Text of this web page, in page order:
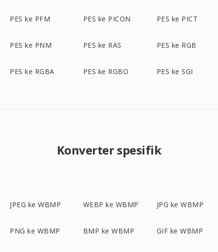
PES ke PFM PES ke PICON PES ke PICT
PES ke PNM PES ke RAS PES ke RGB
PES ke RGBA PES ke RGBO PES ke SGI
Konverter spesifik
JPEG ke WBMP WEBP ke WBMP JPG ke WBMP
PNG ke WBMP BMP ke WBMP GIF ke WBMP